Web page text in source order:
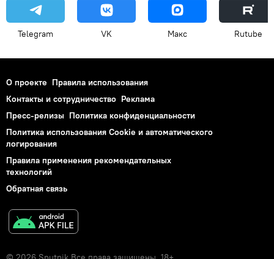
Telegram VK Макс Rutube
О проекте Правила использования
Контакты и сотрудничество Реклама
Пресс-релизы Политика конфиденциальности
Политика использования Cookie и автоматического
логирования
Правила применения рекомендательных
технологий
Обратная связь